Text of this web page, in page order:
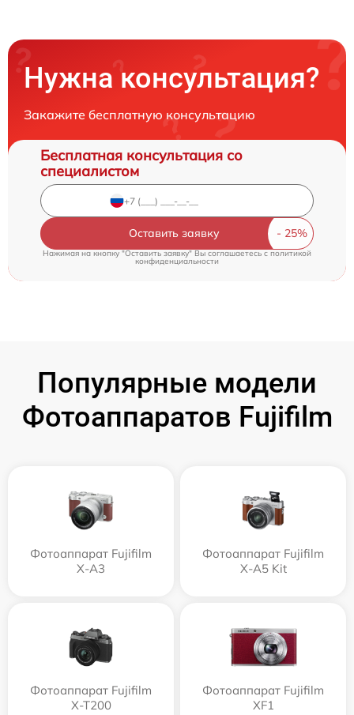
Нужна консультация?
Закажите бесплатную консультацию
Бесплатная консультация со
специалистом
Оставить заявку
Нажимая на кнопку "Оставить заявку" Вы соглашаетесь c политикой
конфиденциальности
Популярные модели
Фотоаппаратов Fujifilm
Фотоаппарат Fujifilm
X-A3
Фотоаппарат Fujifilm
X-A5 Kit
Фотоаппарат Fujifilm
X-T200
Фотоаппарат Fujifilm
XF1